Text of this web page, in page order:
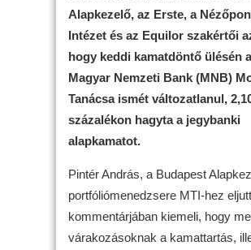
Alapkezelő, az Erste, a
Intézet és az Equilor szakértői
hogy keddi kamatdöntő ülésén a
Magyar Nemzeti Bank (MNB)
Tanácsa ismét változatlanul,
százalékon hagyta a jegybanki
alapkamatot.
Pintér András, a Budapest
portfóliómenedzsere MTI-hez
kommentárjában kiemeli, hogy
várakozásoknak a kamattartás,